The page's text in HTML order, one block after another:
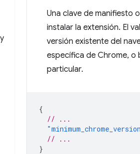
Una clave de manifiesto
instalar la extensión. El
versión existente del
específica de Chrome, o
particular.
{
// ...
// ...
}